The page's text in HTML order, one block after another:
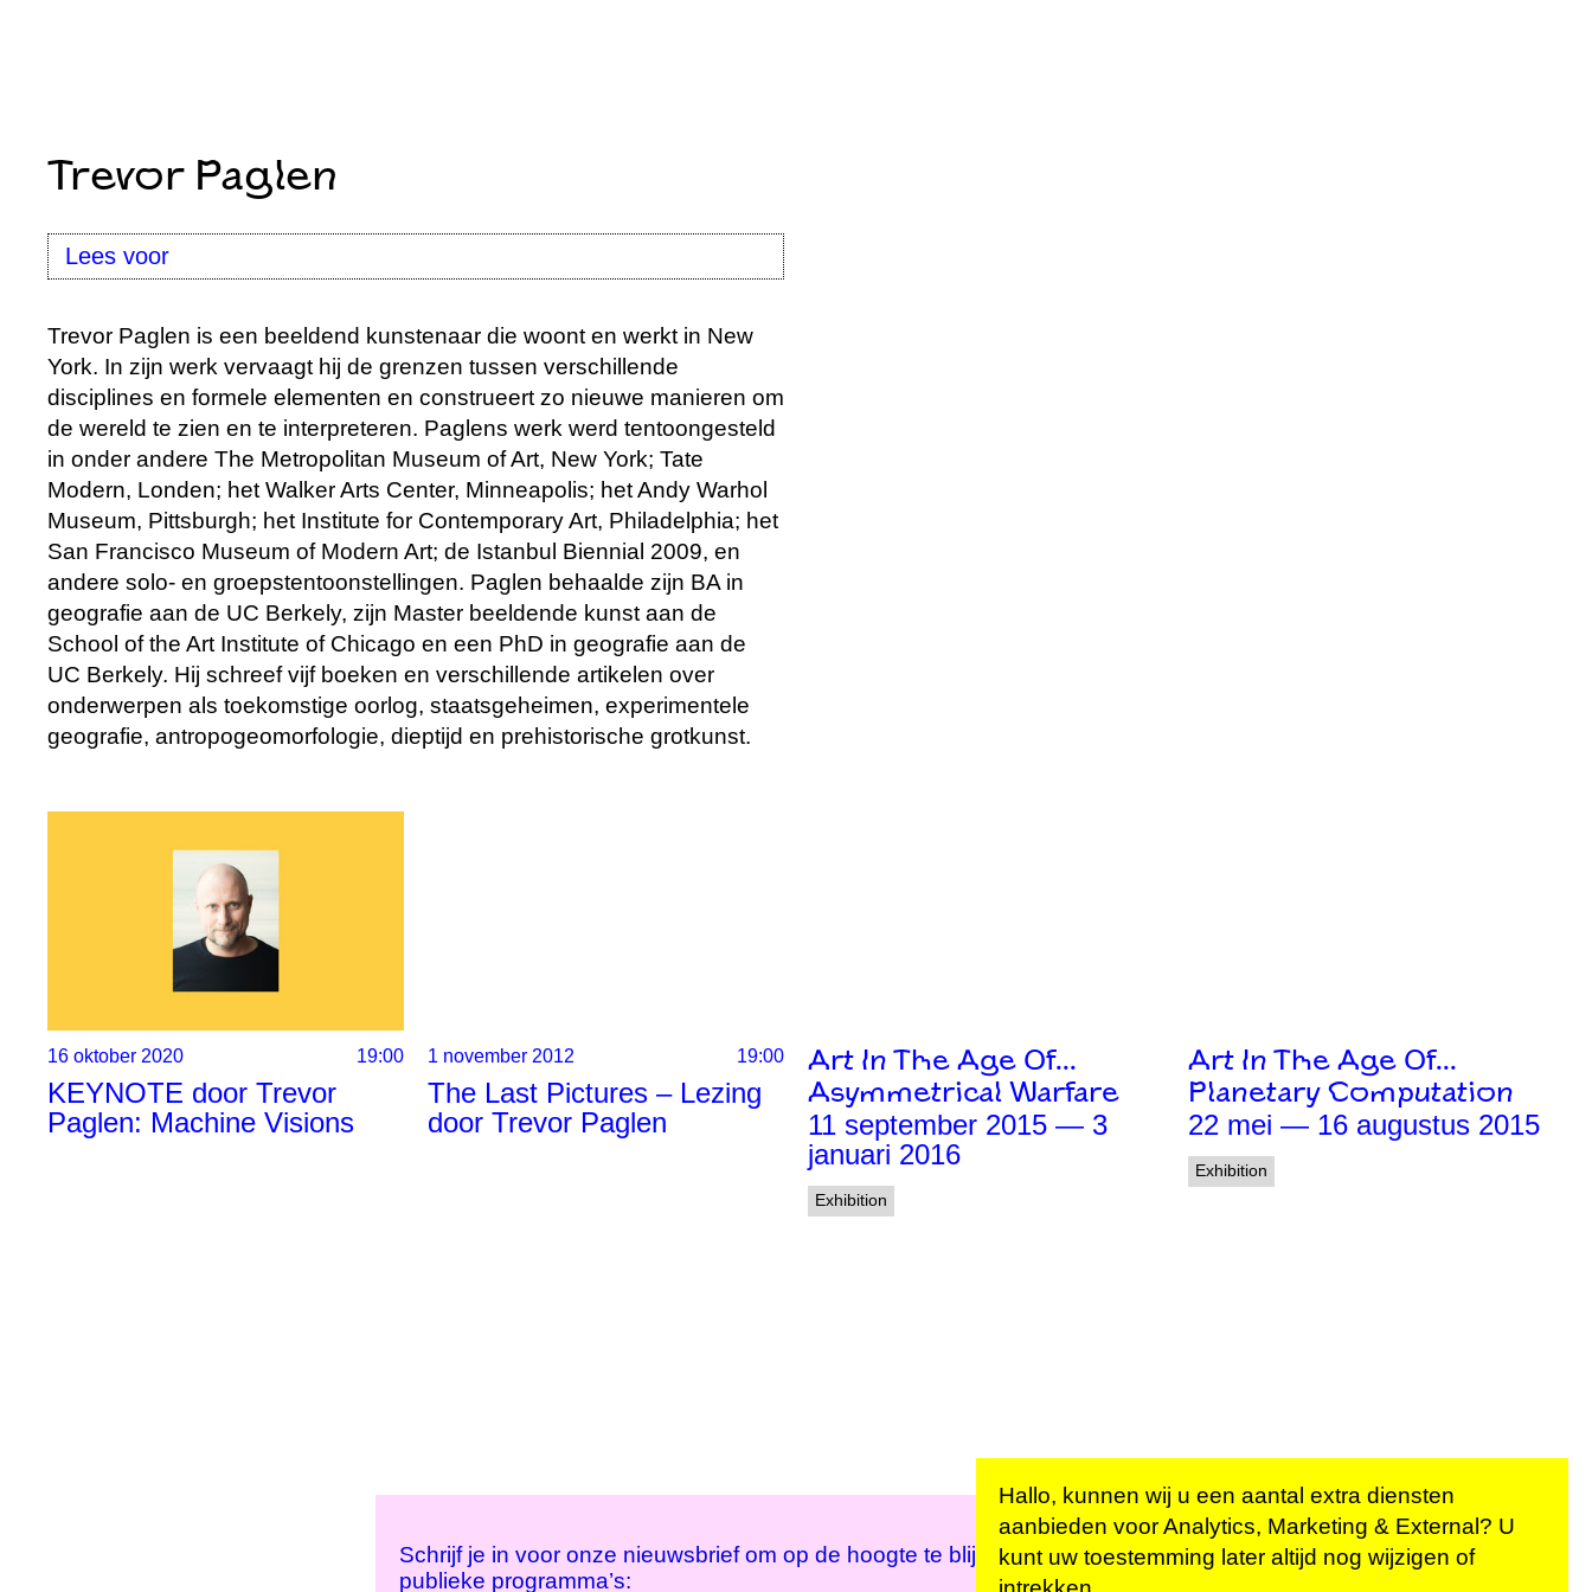
Trevor Paglen
Lees voor
Trevor Paglen is een beeldend kunstenaar die woont en werkt in New
York. In zijn werk vervaagt hij de grenzen tussen verschillende
disciplines en formele elementen en construeert zo nieuwe manieren om
de wereld te zien en te interpreteren. Paglens werk werd tentoongesteld
in onder andere The Metropolitan Museum of Art, New York; Tate
Modern, Londen; het Walker Arts Center, Minneapolis; het Andy Warhol
Museum, Pittsburgh; het Institute for Contemporary Art, Philadelphia; het
San Francisco Museum of Modern Art; de Istanbul Biennial 2009, en
andere solo- en groepstentoonstellingen. Paglen behaalde zijn BA in
geografie aan de UC Berkely, zijn Master beeldende kunst aan de
School of the Art Institute of Chicago en een PhD in geografie aan de
UC Berkely. Hij schreef vijf boeken en verschillende artikelen over
onderwerpen als toekomstige oorlog, staatsgeheimen, experimentele
geografie, antropogeomorfologie, dieptijd en prehistorische grotkunst.
16 oktober 2020 19:00
KEYNOTE door Trevor
Paglen: Machine Visions
1 november 2012 19:00
The Last Pictures – Lezing
door Trevor Paglen
Art In The Age Of…
Asymmetrical Warfare
11 september 2015 — 3
januari 2016
Exhibition
Art In The Age Of…
Planetary Computation
22 mei — 16 augustus 2015
Exhibition
Schrijf je in voor onze nieuwsbrief om op de hoogte te blijven van onze
publieke programma’s:
Hallo, kunnen wij u een aantal extra diensten
aanbieden voorAnalytics, Marketing & External? U
kunt uw toestemming later altijd nog wijzigen of